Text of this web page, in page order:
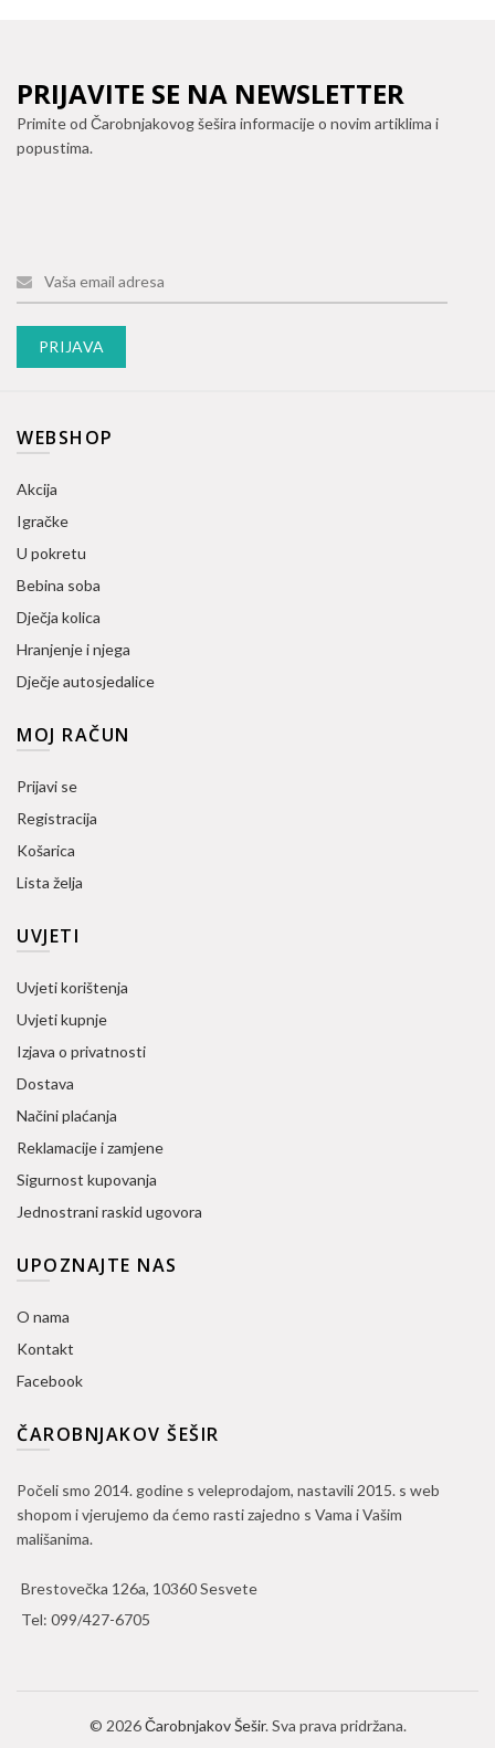
PRIJAVITE SE NA NEWSLETTER
Primite od Čarobnjakovog šešira informacije o novim artiklima i
popustima.
WEBSHOP
Akcija
Igračke
U pokretu
Bebina soba
Dječja kolica
Hranjenje i njega
Dječje autosjedalice
MOJ RAČUN
Prijavi se
Registracija
Košarica
Lista želja
UVJETI
Uvjeti korištenja
Uvjeti kupnje
Izjava o privatnosti
Dostava
Načini plaćanja
Reklamacije i zamjene
Sigurnost kupovanja
Jednostrani raskid ugovora
UPOZNAJTE NAS
O nama
Kontakt
Facebook
ČAROBNJAKOV ŠEŠIR
Počeli smo 2014. godine s veleprodajom, nastavili 2015. s web
shopom i vjerujemo da ćemo rasti zajedno s Vama i Vašim
mališanima.
Brestovečka 126a, 10360 Sesvete
Tel: 099/427-6705
© 2026Čarobnjakov Šešir. Sva prava pridržana.